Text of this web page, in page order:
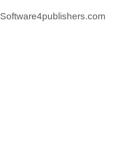
Software4publishers.com